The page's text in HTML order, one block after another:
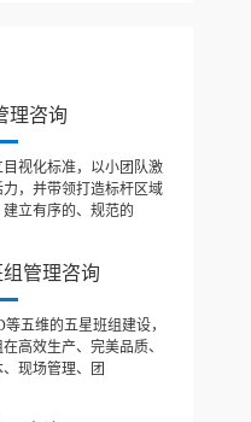
理咨询
目视化标准，以小团队激
力，并带领打造标杆区域
立有序的、规范的
组管理咨询
等五维的五星班组建设，
高效生产、完美品质、
现场管理、团